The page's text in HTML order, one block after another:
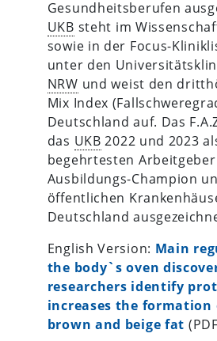
Gesundheitsberufen
UKB steht im
sowie in der Focus-
unter den
NRW und weist den
Mix Index
Deutschland auf. Das
das UKB 2022 und 2023
begehrtesten
Ausbildungs-Champion
öffentlichen
Deutschland
English Version: Main
the body`s oven
researchers identify
increases the formation
brown and beige fat